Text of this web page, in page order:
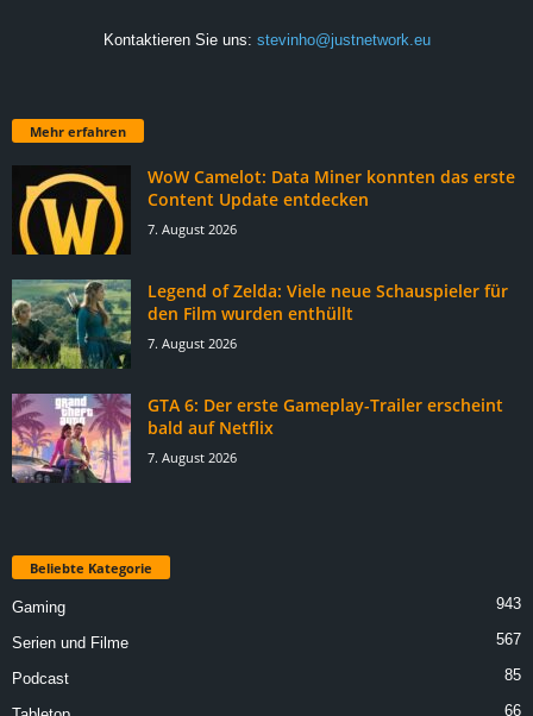
Kontaktieren Sie uns: stevinho@justnetwork.eu
Mehr erfahren
WoW Camelot: Data Miner konnten das erste
Content Update entdecken
7. August 2026
Legend of Zelda: Viele neue Schauspieler für
den Film wurden enthüllt
7. August 2026
GTA 6: Der erste Gameplay-Trailer erscheint
bald auf Netflix
7. August 2026
Beliebte Kategorie
Gaming 943
Serien und Filme 567
Podcast 85
66